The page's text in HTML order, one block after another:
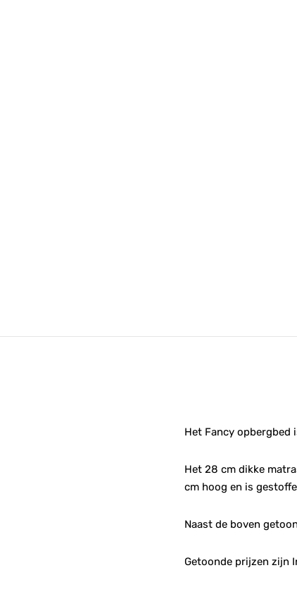
Het Fancy opbergbed
Het 28 cm dikke
cm hoog en is
Naast de boven
Getoonde prijzen zijn